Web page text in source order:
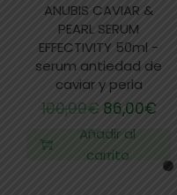
ANUBIS CAVIAR &
PEARL SERUM
EFFECTIVITY 50ml -
serum antiedad de
caviar y perla
100,00€ 86,00€
Añadir al
carrito